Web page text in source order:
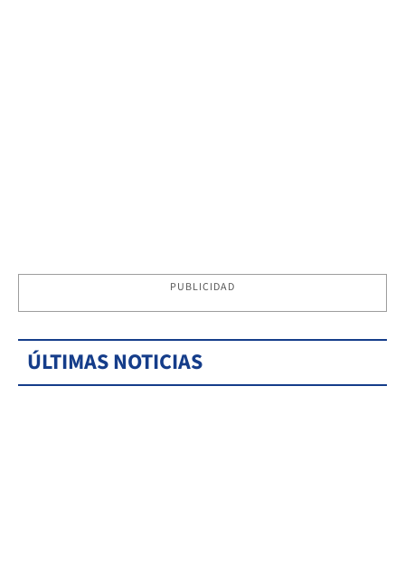
PUBLICIDAD
ÚLTIMAS NOTICIAS